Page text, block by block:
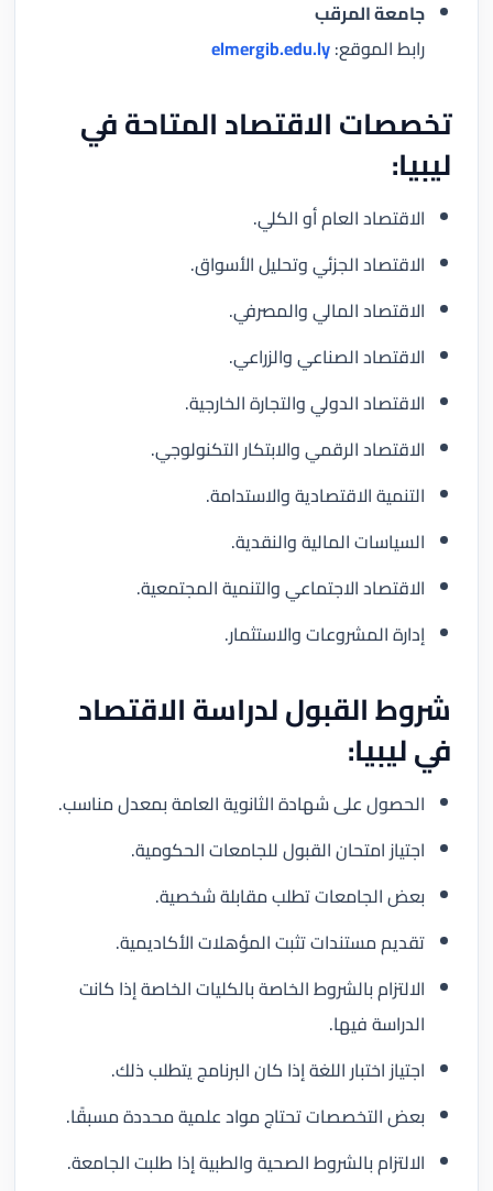
جامعة المرقب
رابط الموقع:elmergib.edu.ly
تخصصات الاقتصاد المتاحة في
ليبيا:
الاقتصاد العام أو الكلي.
الاقتصاد الجزئي وتحليل الأسواق.
الاقتصاد المالي والمصرفي.
الاقتصاد الصناعي والزراعي.
الاقتصاد الدولي والتجارة الخارجية.
الاقتصاد الرقمي والابتكار التكنولوجي.
التنمية الاقتصادية والاستدامة.
السياسات المالية والنقدية.
الاقتصاد الاجتماعي والتنمية المجتمعية.
إدارة المشروعات والاستثمار.
شروط القبول لدراسة الاقتصاد
في ليبيا:
الحصول على شهادة الثانوية العامة بمعدل مناسب.
اجتياز امتحان القبول للجامعات الحكومية.
بعض الجامعات تطلب مقابلة شخصية.
تقديم مستندات تثبت المؤهلات الأكاديمية.
الالتزام بالشروط الخاصة بالكليات الخاصة إذا كانت
الدراسة فيها.
اجتياز اختبار اللغة إذا كان البرنامج يتطلب ذلك.
بعض التخصصات تحتاج مواد علمية محددة مسبقًا.
الالتزام بالشروط الصحية والطبية إذا طلبت الجامعة.